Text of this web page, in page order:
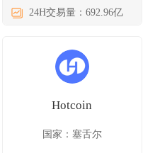
24H交易量：692.96亿
Hotcoin
国家：塞舌尔